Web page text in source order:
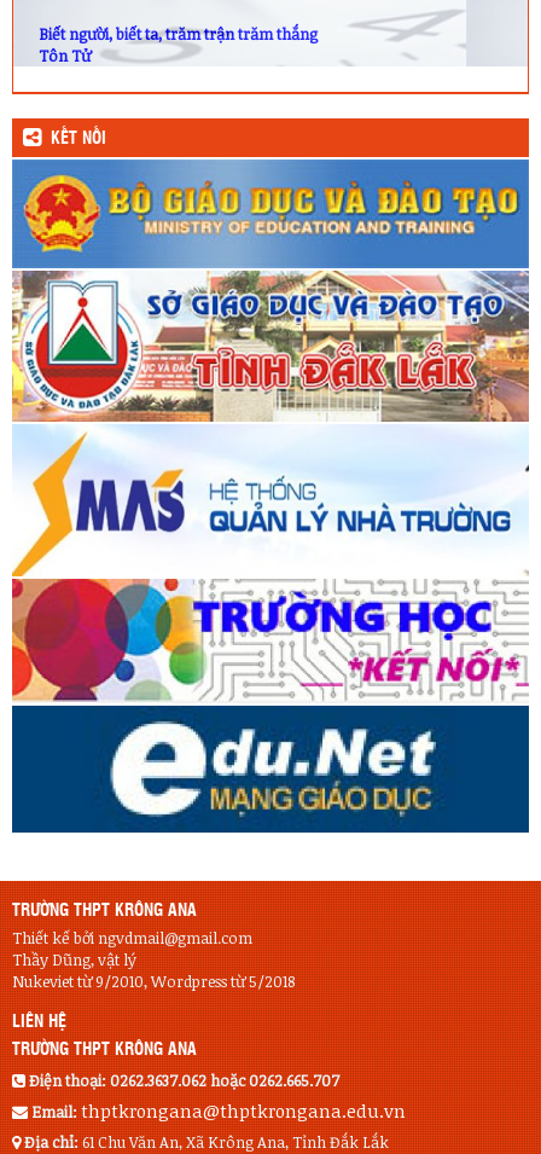
Biết người, biết ta, trăm trận trăm thắng
Tôn Tử
KẾT NỐI
TRƯỜNG THPT KRÔNG ANA
Thiết kế bởi ngvdmail@gmail.com
Thầy Dũng, vật lý
Nukeviet từ 9/2010, Wordpress từ 5/2018
LIÊN HỆ
TRƯỜNG THPT KRÔNG ANA
Điện thoại:0262.3637.062 hoặc 0262.665.707
Email:thptkrongana@thptkrongana.edu.vn
Địa chỉ:61 Chu Văn An, Xã Krông Ana, Tỉnh Đắk Lắk